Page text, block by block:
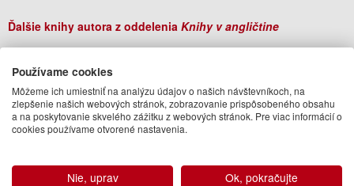
Ďalšie knihy autora z oddelenia Knihy v angličtine
Používame cookies
Môžeme ich umiestniť na analýzu údajov o našich návštevníkoch, na
zlepšenie našich webových stránok, zobrazovanie prispôsobeného obsahu
a na poskytovanie skvelého zážitku z webových stránok. Pre viac informácií o
cookies používame otvorené nastavenia.
Nie, uprav Ok, pokračujte